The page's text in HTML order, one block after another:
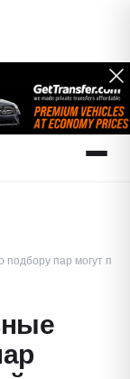
подбору пар могут